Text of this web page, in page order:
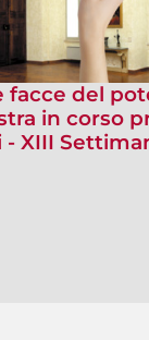
facce del
in corso
XIII